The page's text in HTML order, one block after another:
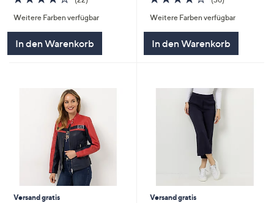
von
5
Weitere Farben verfügbar
In den Warenkorb
von
5
Weitere Farben verfügbar
In den Warenkorb
Versand gratis
Versand gratis